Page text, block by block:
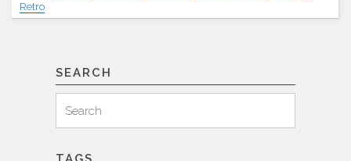
Floppy
Retro
SEARCH
for:
Search